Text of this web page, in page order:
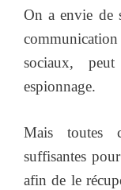
On a envie de
sociaux,
espionnage.
Mais toutes
suffisantes
afin de le